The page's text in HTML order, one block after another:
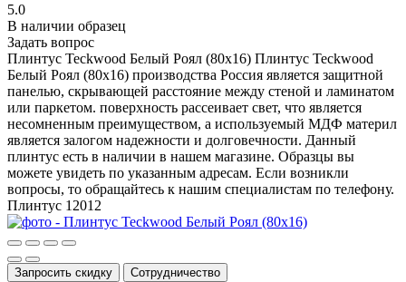
5.0
В наличии образец
Задать вопрос
Плинтус Teckwood Белый Роял (80х16) Плинтус Teckwood
Белый Роял (80х16) производства Россия является защитной
панелью, скрывающей расстояние между стеной и ламинатом
или паркетом. поверхность рассеивает свет, что является
несомненным преимуществом, а используемый МДФ материл
является залогом надежности и долговечности. Данный
плинтус есть в наличии в нашем магазине. Образцы вы
можете увидеть по указанным адресам. Если возникли
вопросы, то обращайтесь к нашим специалистам по телефону.
Плинтус 12012
Запросить скидку Сотрудничество